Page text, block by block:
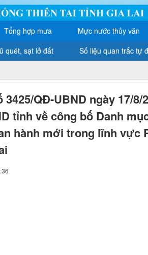
Tổng hợp mưa Mực nước thủy văn
quét, sạt lở đất Số liệu quan trắc tự
3425/QĐ-UBND ngày 17/8/
tỉnh về công bố Danh
hành mới trong lĩnh vực